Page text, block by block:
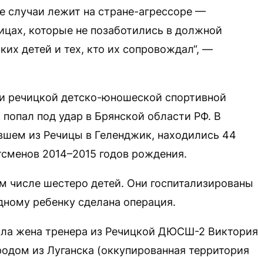
случаи лежит на стране-агрессоре —
которые не позаботились в должной
детей и тех, кто их сопровождал“, —
речицкой детско-юношеской спортивной
под удар в Брянской области РФ. В
из Речицы в Геленджик, находились 44
2014–2015 годов рождения.
числе шестеро детей. Они госпитализированы
ребенку сделана операция.
жена тренера из Речицкой ДЮСШ-2 Виктория
из Луганска (оккупированная территория